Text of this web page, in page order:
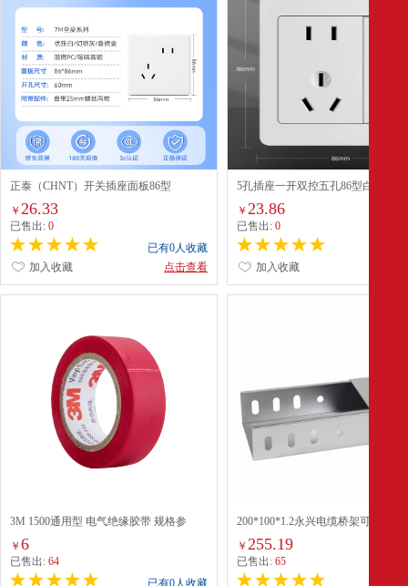
正泰（CHNT）开关插座面板86型
￥ 26.33
已售出: 0
已有0人收藏
点击查看
加入收藏
5孔插座一开双控五孔86型白色暗装
￥ 23.86
已售出:0
加入收藏
3M 1500通用型 电气绝缘胶带 规格参
￥ 6
已售出: 64
已有0人收藏
200*100*1.2永兴电缆桥架可定制
￥ 255.19
已售出:65